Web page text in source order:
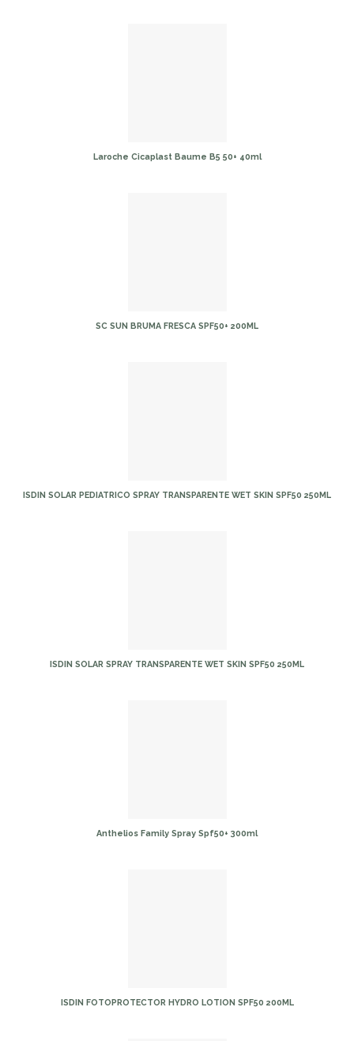
Laroche Cicaplast Baume B5 50+ 40ml
SC SUN BRUMA FRESCA SPF50+ 200ML
ISDIN SOLAR PEDIATRICO SPRAY TRANSPARENTE WET SKIN SPF50 250ML
ISDIN SOLAR SPRAY TRANSPARENTE WET SKIN SPF50 250ML
Anthelios Family Spray Spf50+ 300ml
ISDIN FOTOPROTECTOR HYDRO LOTION SPF50 200ML